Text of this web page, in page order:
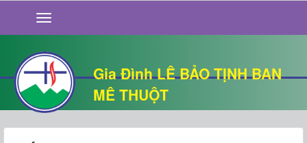
Gia Đình LÊ BẢO TỊNH BAN
MÊ THUỘT
GIỚI THIỆU
TIN TỨC
SỐNG ĐẠO
CHUYỆN NHÀ
QUÁN VĂN